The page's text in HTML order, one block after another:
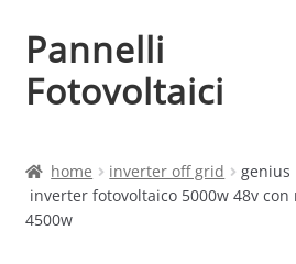
Vai
alla
navigazione
Vai
al
contenuto
Pannelli
Fotovoltaici
Cart
home inverter off grid
genius
inverter fotovoltaico 5000w 48v
4500w